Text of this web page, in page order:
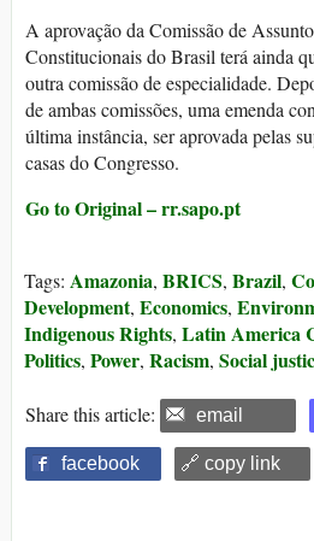
A aprovação da Comissão de
Constitucionais do Brasil terá ainda
outra comissão de especialidade.
de ambas comissões, uma emenda
última instância, ser aprovada pelas
casas do Congresso.
Go to Original – rr.sapo.pt
Tags: Amazonia, BRICS, Brazil,
Development, Economics,
Indigenous Rights, Latin America
Politics, Power, Racism, Social
Share this article: email
facebook 🔗 copy link